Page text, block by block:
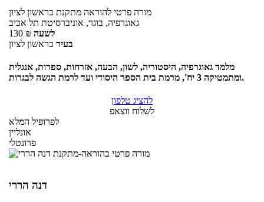
מורה פרטי להוראה מתקנת בראשון לציון
גאוגרפיה, בוגר, אוניברסיטת תל אביב
130 ₪ לשעה
בעיר בראשון לציון
מלמד גאוגרפיה, היסטוריה, לשון, הבעה, אזרחות, ספרות, אנגלית
ומתמטיקה 3 יח', מרמת בית הספר היסודי ועד לרמת הגשה לבגרות.
להציג טלפון
לשלוח ווצאפ
לפרופיל המלא
אונליין
פרונטלי
דנה הררי